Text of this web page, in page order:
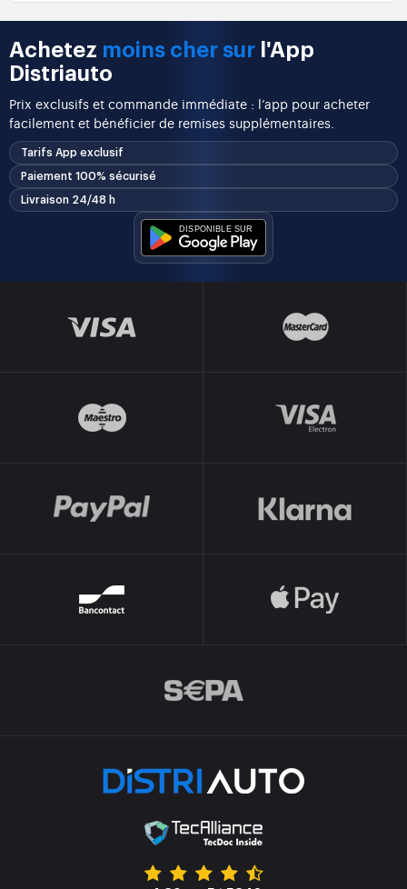
Achetez moins cher sur l'App
Distriauto
Prix exclusifs et commande immédiate : l’app pour acheter
facilement et bénéficier de remises supplémentaires.
Tarifs App exclusif
Paiement 100% sécurisé
Livraison 24/48 h